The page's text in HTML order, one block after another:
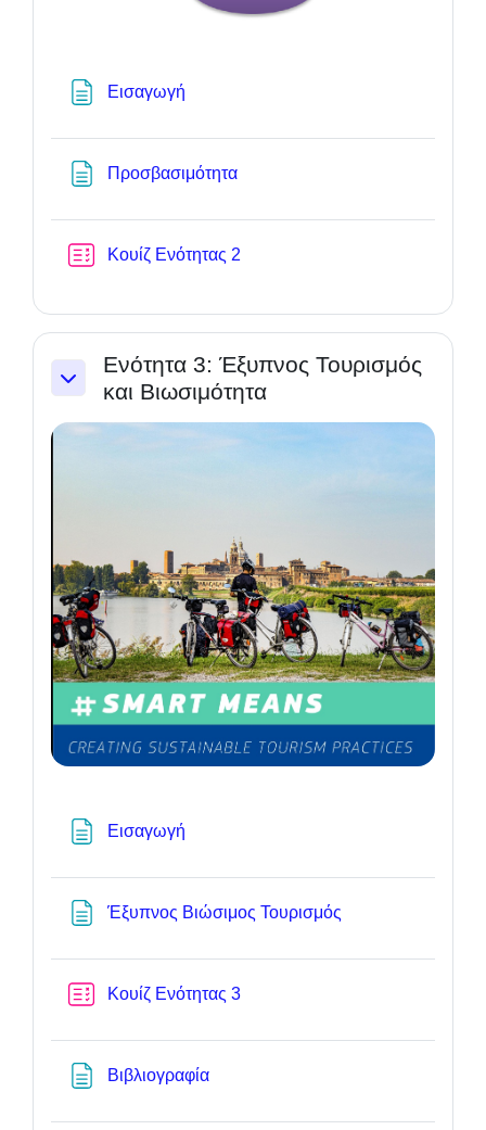
Εισαγωγή
ΠροσβασιμότηταTextseite
Κουίζ Ενότητας 2
Einklappen
Ενότητα 3: Έξυπνος Τουρισμός
και Βιωσιμότητα
Εισαγωγή
Έξυπνος Βιώσιμος Τουρισμός
Κουίζ Ενότητας 3Test
ΒιβλιογραφίαTextseite